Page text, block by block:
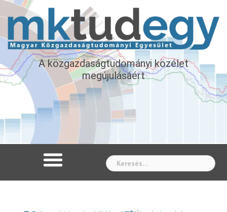
A közgazdaságtudományi közélet
megújulásáért